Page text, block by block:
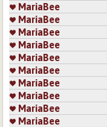
MariaBee
MariaBee
MariaBee
MariaBee
MariaBee
MariaBee
MariaBee
MariaBee
MariaBee
MariaBee